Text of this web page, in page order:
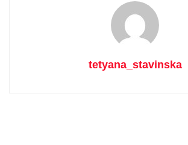
tetyana_stavinska